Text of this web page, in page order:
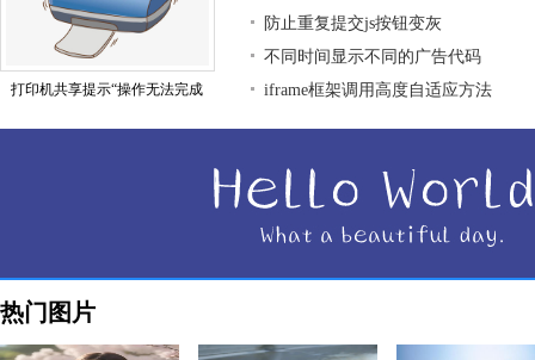
打印机共享提示“操作无法完成
防止重复提交js按钮变灰
不同时间显示不同的广告代码
iframe框架调用高度自适应方法
热门图片